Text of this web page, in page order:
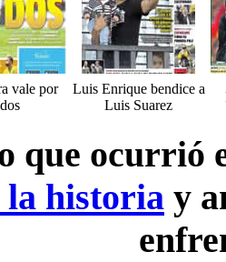
vale por
dos
Luis Enrique bendice a
Luis Suarez
que ocurrió
la historia y